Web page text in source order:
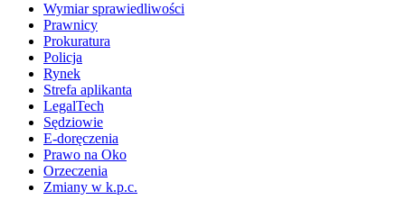
Wymiar sprawiedliwości
Prawnicy
Prokuratura
Policja
Rynek
Strefa aplikanta
LegalTech
Sędziowie
E-doręczenia
Prawo na Oko
Orzeczenia
Zmiany w k.p.c.